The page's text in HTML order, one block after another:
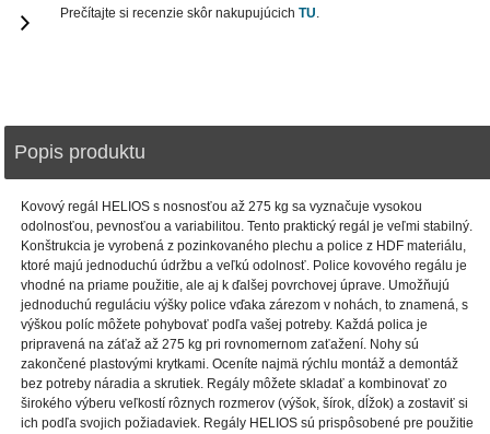
Prečítajte si recenzie skôr nakupujúcichTU.
Popis produktu
Kovový regál HELIOS s nosnosťou až 275 kg sa vyznačuje vysokou
odolnosťou, pevnosťou a variabilitou. Tento praktický regál je veľmi stabilný.
Konštrukcia je vyrobená z pozinkovaného plechu a police z HDF materiálu,
ktoré majú jednoduchú údržbu a veľkú odolnosť. Police kovového regálu je
vhodné na priame použitie, ale aj k ďalšej povrchovej úprave. Umožňujú
jednoduchú reguláciu výšky police vďaka zárezom v nohách, to znamená, s
výškou políc môžete pohybovať podľa vašej potreby. Každá polica je
pripravená na záťaž až 275 kg pri rovnomernom zaťažení. Nohy sú
zakončené plastovými krytkami. Oceníte najmä rýchlu montáž a demontáž
bez potreby náradia a skrutiek. Regály môžete skladať a kombinovať zo
širokého výberu veľkostí rôznych rozmerov (výšok, šírok, dĺžok) a zostaviť si
ich podľa svojich požiadaviek. Regály HELIOS sú prispôsobené pre použitie